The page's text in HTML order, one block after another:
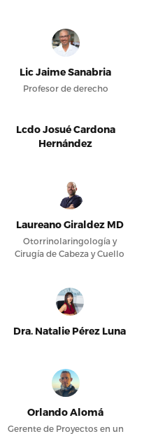
Lic Jaime Sanabria
Profesor de derecho
Lcdo Josué Cardona
Hernández
Laureano Giraldez MD
Otorrinolaringología y
Cirugía de Cabeza y Cuello
Dra. Natalie Pérez Luna
Orlando Alomá
Gerente de Proyectos en un